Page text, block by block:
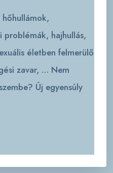
problémák, hajhullás,
életben felmerülő
zavar, … Nem
Új egyensúly